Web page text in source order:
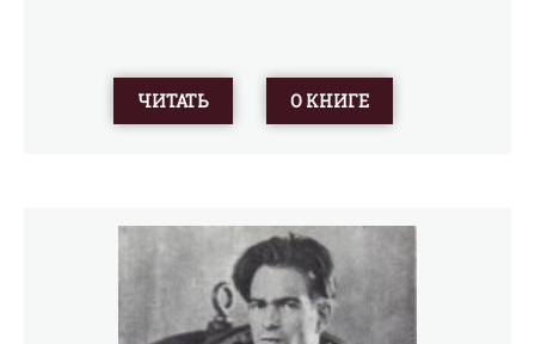
ЧИТАТЬ О КНИГЕ